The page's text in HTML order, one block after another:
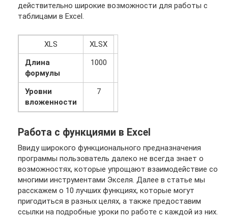
действительно широкие возможности для работы с
таблицами в Excel.
XLS
XLSX
Длина
формулы
1000
Уровни
вложенности
7
Работа с функциями в Excel
Ввиду широкого функционального предназначения
программы пользователь далеко не всегда знает о
возможностях, которые упрощают взаимодействие со
многими инструментами Экселя. Далее в статье мы
расскажем о 10 лучших функциях, которые могут
пригодиться в разных целях, а также предоставим
ссылки на подробные уроки по работе с каждой из них.